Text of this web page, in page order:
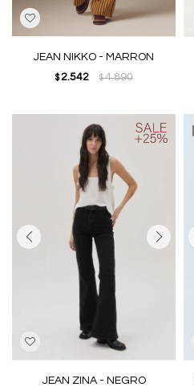
JEAN NIKKO - MARRON
$ 2.542 $4.890
JEAN ZINA - NEGRO